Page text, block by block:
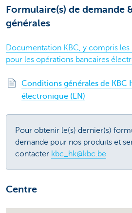
Formulaire(s) de demande
générales
Documentation KBC, y compris
pour les opérations bancaires
Conditions générales de KBC
électronique (EN)
Pour obtenir le(s) dernier(s)
demande pour nos produits et
contacter kbc_hk@kbc.be
Centre